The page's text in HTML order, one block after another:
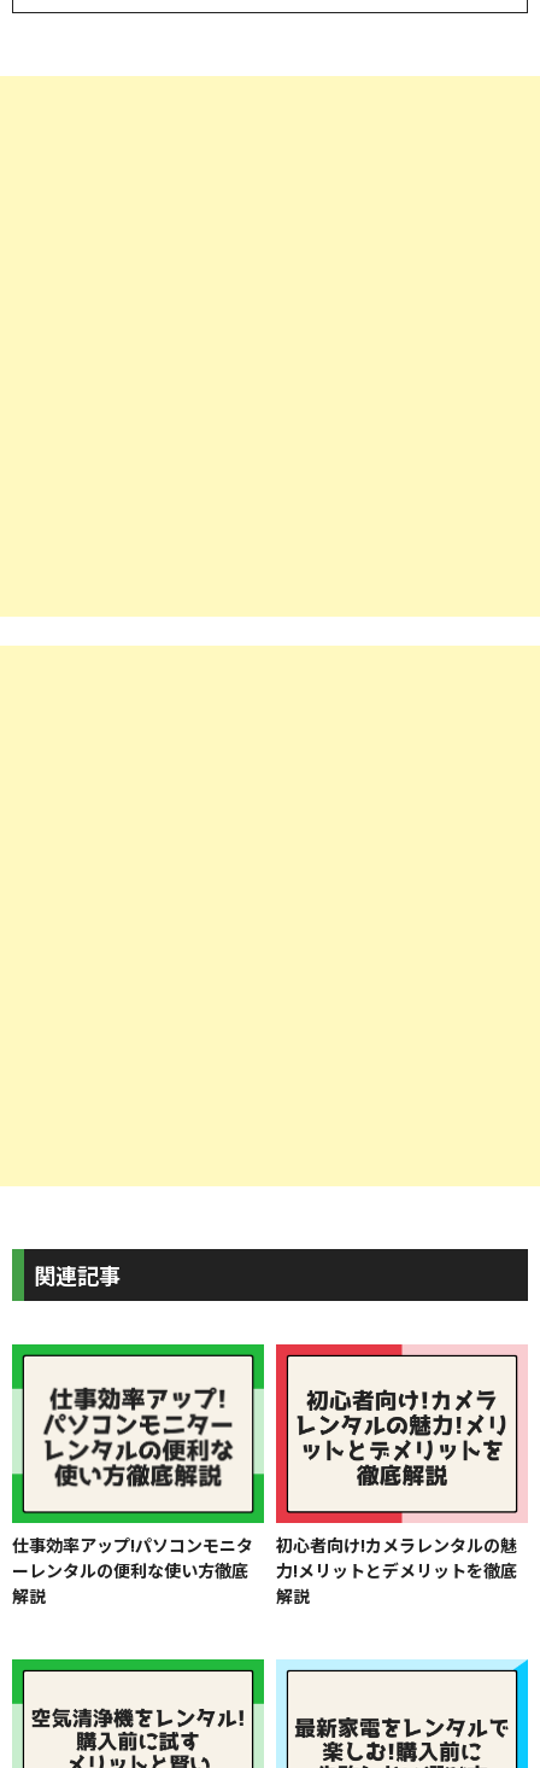
関連記事
仕事効率アップ!パソコンモニタ
ーレンタルの便利な使い方徹底
解説
初心者向け!カメラレンタルの魅
力!メリットとデメリットを徹底
解説